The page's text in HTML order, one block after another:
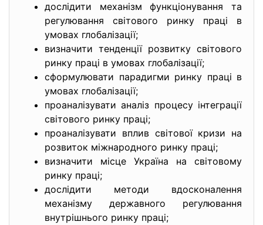
дослідити механізм функціонування та
регулювання світового ринку праці в
умовах глобалізації;
визначити тенденції розвитку світового
ринку праці в умовах глобалізації;
сформулювати парадигми ринку праці в
умовах глобалізації;
проаналізувати аналіз процесу інтеграції
світового ринку праці;
проаналізувати вплив світової кризи на
розвиток міжнародного ринку праці;
визначити місце Україна на світовому
ринку праці;
дослідити методи вдосконалення
механізму державного регулювання
внутрішнього ринку праці;